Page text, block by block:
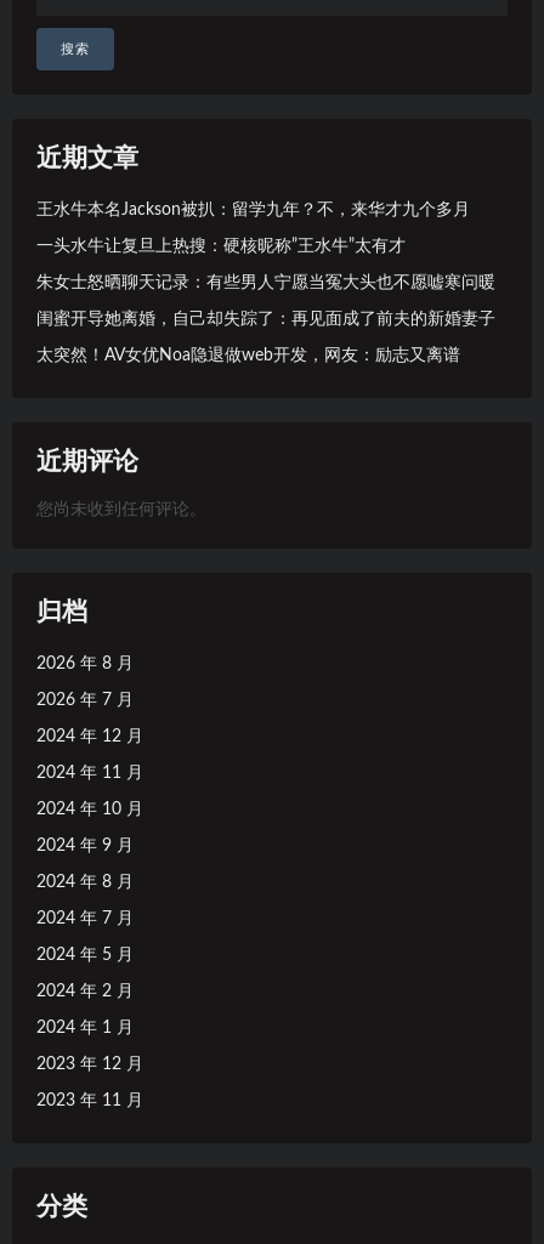
搜索
近期文章
王水牛本名Jackson被扒：留学九年？不，来华才九个多月
一头水牛让复旦上热搜：硬核昵称”王水牛”太有才
朱女士怒晒聊天记录：有些男人宁愿当冤大头也不愿嘘寒问暖
闺蜜开导她离婚，自己却失踪了：再见面成了前夫的新婚妻子
太突然！AV女优Noa隐退做web开发，网友：励志又离谱
近期评论
您尚未收到任何评论。
归档
2026 年 8 月
2026 年 7 月
2024 年 12 月
2024 年 11 月
2024 年 10 月
2024 年 9 月
2024 年 8 月
2024 年 7 月
2024 年 5 月
2024 年 2 月
2024 年 1 月
2023 年 12 月
2023 年 11 月
分类